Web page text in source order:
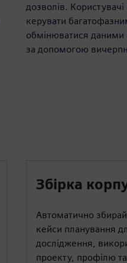
дозволів.
керувати
обмінюватися даними
за допомогою
Збірка
Автоматично
кейси планування
дослідження,
проекту, профілю та